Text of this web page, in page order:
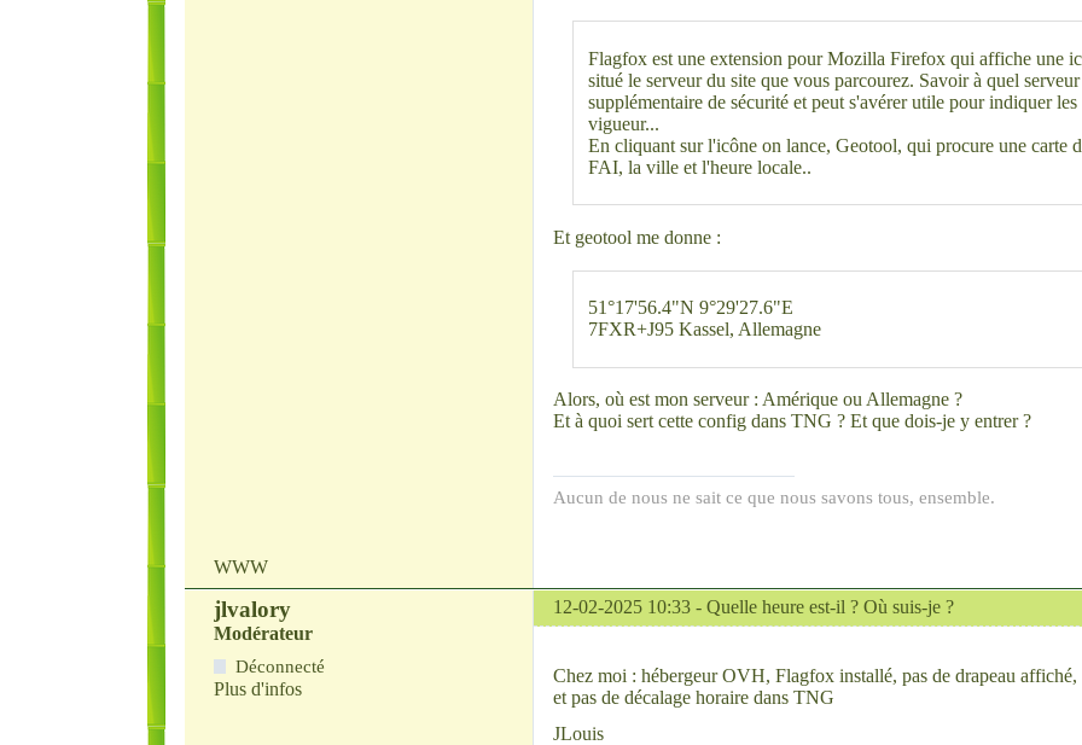
Flagfox est une extension pour Mozilla Firefox qui affiche une
situé le serveur du site que vous parcourez. Savoir à quel
supplémentaire de sécurité et peut s'avérer utile pour indiquer
vigueur...
En cliquant sur l'icône on lance, Geotool, qui procure une carte
FAI, la ville et l'heure locale..
Et geotool me donne :
51°17'56.4"N 9°29'27.6"E
7FXR+J95 Kassel, Allemagne
Alors, où est mon serveur : Amérique ou Allemagne ?
Et à quoi sert cette config dans TNG ? Et que dois-je y entrer ?
Aucun de nous ne sait ce que nous savons tous, ensemble.
WWW
jlvalory 12-02-2025 10:33 - Quelle heure est-il ? Où suis-je ?
Modérateur
Déconnecté
Plus d'infos
Chez moi : hébergeur OVH, Flagfox installé, pas de drapeau
et pas de décalage horaire dans TNG
JLouis